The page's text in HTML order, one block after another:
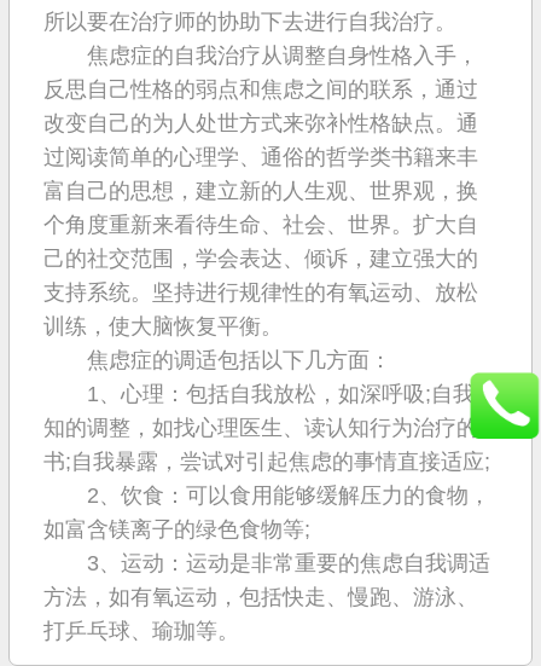
所以要在治疗师的协助下去进行自我治疗。
焦虑症的自我治疗从调整自身性格入手，
反思自己性格的弱点和焦虑之间的联系，通过
改变自己的为人处世方式来弥补性格缺点。通
过阅读简单的心理学、通俗的哲学类书籍来丰
富自己的思想，建立新的人生观、世界观，换
个角度重新来看待生命、社会、世界。扩大自
己的社交范围，学会表达、倾诉，建立强大的
支持系统。坚持进行规律性的有氧运动、放松
训练，使大脑恢复平衡。
焦虑症的调适包括以下几方面：
1、心理：包括自我放松，如深呼吸;自我认
知的调整，如找心理医生、读认知行为治疗的
书;自我暴露，尝试对引起焦虑的事情直接适应;
2、饮食：可以食用能够缓解压力的食物，
如富含镁离子的绿色食物等;
3、运动：运动是非常重要的焦虑自我调适
方法，如有氧运动，包括快走、慢跑、游泳、
打乒乓球、瑜珈等。